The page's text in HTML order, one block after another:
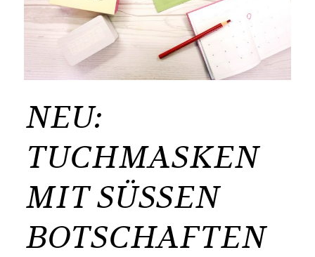
NEU:
TUCHMASKEN
MIT SÜSSEN
BOTSCHAFTEN